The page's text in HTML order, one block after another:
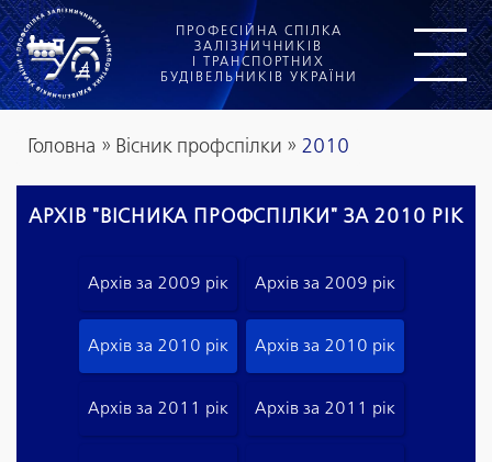
ПРОФЕСІЙНА СПІЛКА
ЗАЛІЗНИЧНИКІВ
І ТРАНСПОРТНИХ
БУДІВЕЛЬНИКІВ УКРАЇНИ
Головна » Вісник профспілки » 2010
АРХІВ "ВІСНИКА ПРОФСПІЛКИ" ЗА 2010 РІК
Архів за 2009 рік Архів за 2009 рік
Архів за 2010 рік Архів за 2010 рік
Архів за 2011 рік Архів за 2011 рік